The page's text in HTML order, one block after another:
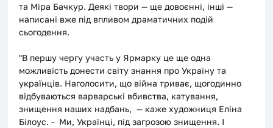
та Міра Бачкур. Деякі твори — ще довоєнні, інші —
написані вже під впливом драматичних подій
сьогодення.
"В першу чергу участь у Ярмарку це ще одна
можливість донести світу знання про Україну та
українців. Наголосити, що війна триває, щогодинно
відбуваються варварські вбивства, катування,
знищення наших надбань,  — каже художниця Еліна
Білоус. -  Ми, Українці, під загрозою знищення. І